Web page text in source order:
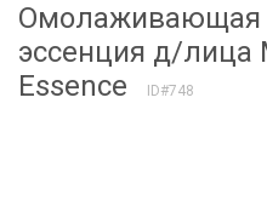
Омолаживающая
эссенция д/лица
Essence
ID#748